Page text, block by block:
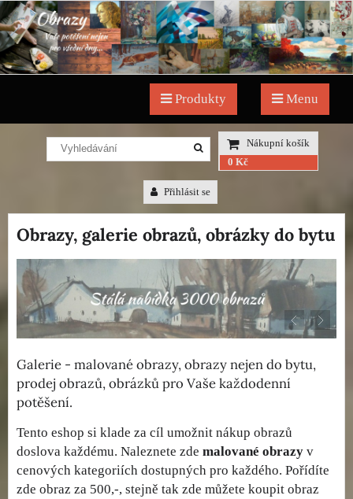
Produkty Menu
Nákupní košík
0 Kč
Přihlásit se
Obrazy, galerie obrazů, obrázky do bytu
Galerie - malované obrazy, obrazy nejen do bytu,
prodej obrazů, obrázků pro Vaše každodenní
potěšení.
Tento eshop si klade za cíl umožnit nákup obrazů
doslova každému. Naleznete zde malované obrazy v
cenových kategoriích dostupných pro každého. Pořídíte
zde obraz za 500,-, stejně tak zde můžete koupit obraz